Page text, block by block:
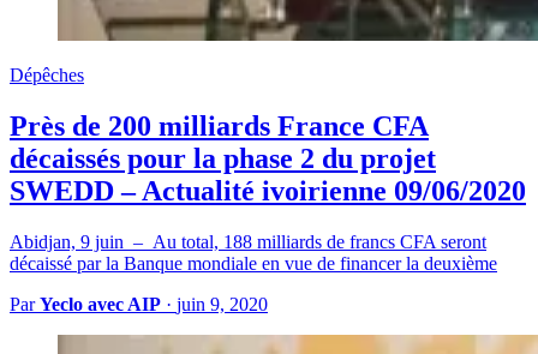
Dépêches
Près de 200 milliards France CFA
décaissés pour la phase 2 du projet
SWEDD – Actualité ivoirienne 09/06/2020
Abidjan, 9 juin – Au total, 188 milliards de francs CFA seront
décaissé par la Banque mondiale en vue de financer la deuxième
ParYeclo avec AIP · juin 9, 2020